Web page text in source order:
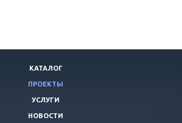
КАТАЛОГ
ПРОЕКТЫ
УСЛУГИ
НОВОСТИ